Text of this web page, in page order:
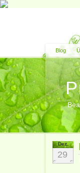
Blog
Dez.
29